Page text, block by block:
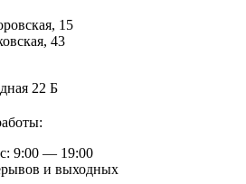
15
43
22 Б
9:00 — 19:00
и выходных